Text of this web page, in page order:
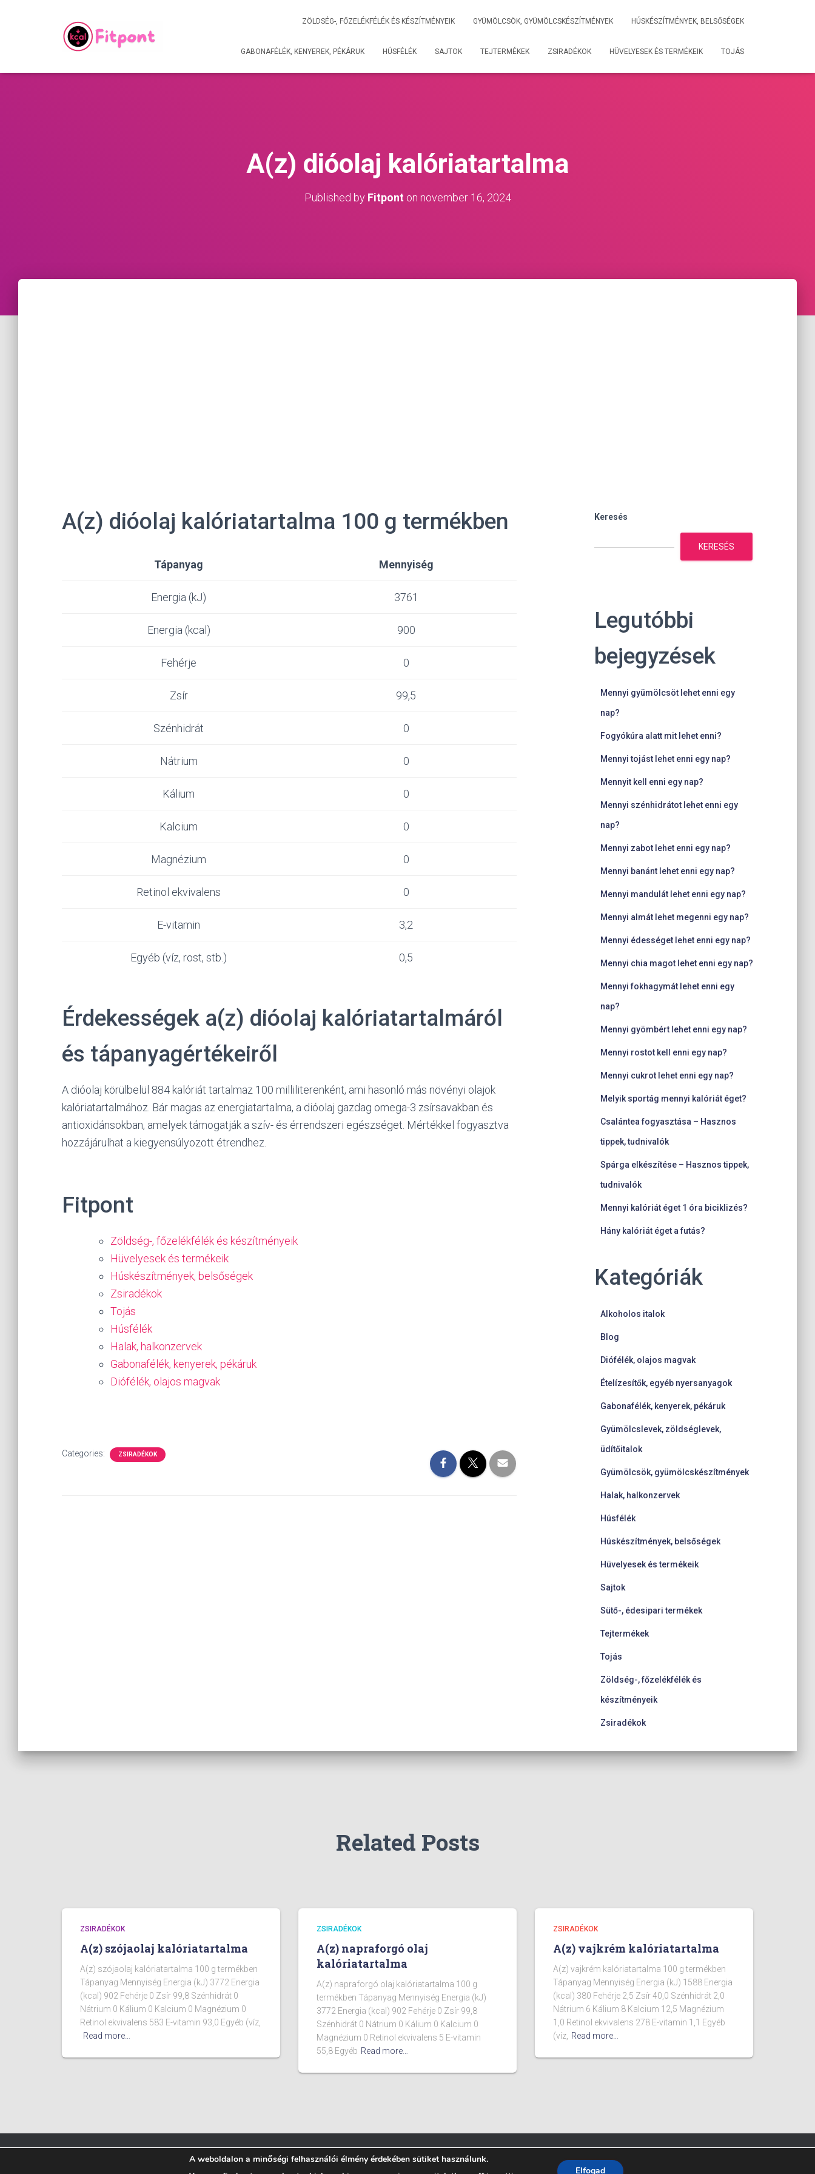
ZÖLDSÉG-, FŐZELÉKFÉLÉK ÉS KÉSZÍTMÉNYEIK GYÜMÖLCSÖK, GYÜMÖLCSKÉSZÍTMÉNYEK HÚSKÉSZÍTMÉNYEK, BELSŐSÉGEK
GABONAFÉLÉK, KENYEREK, PÉKÁRUK HÚSFÉLÉK SAJTOK TEJTERMÉKEK ZSIRADÉKOK HÜVELYESEK ÉS TERMÉKEIK TOJÁS
A(z) dióolaj kalóriatartalma
Published by Fitpont on november 16, 2024
A(z) dióolaj kalóriatartalma 100 g termékben
Tápanyag Mennyiség
Energia (kJ) 3761
Energia (kcal) 900
Fehérje 0
Zsír 99,5
Szénhidrát 0
Nátrium 0
Kálium 0
Kalcium 0
Magnézium 0
Retinol ekvivalens 0
E-vitamin 3,2
Egyéb (víz, rost, stb.) 0,5
Érdekességek a(z) dióolaj kalóriatartalmáról
és tápanyagértékeiről
A dióolaj körülbelül 884 kalóriát tartalmaz 100 milliliterenként, ami hasonló más növényi olajok
kalóriatartalmához. Bár magas az energiatartalma, a dióolaj gazdag omega-3 zsírsavakban és
antioxidánsokban, amelyek támogatják a szív- és érrendszeri egészséget. Mértékkel fogyasztva
hozzájárulhat a kiegyensúlyozott étrendhez.
Fitpont
Zöldség-, főzelékfélék és készítményeik
Hüvelyesek és termékeik
Húskészítmények, belsőségek
Zsiradékok
Tojás
Húsfélék
Halak, halkonzervek
Gabonafélék, kenyerek, pékáruk
Diófélék, olajos magvak
Categories: ZSIRADÉKOK
Keresés
KERESÉS
Legutóbbi
bejegyzések
Mennyi gyümölcsöt lehet enni egy
nap?
Fogyókúra alatt mit lehet enni?
Mennyi tojást lehet enni egy nap?
Mennyit kell enni egy nap?
Mennyi szénhidrátot lehet enni egy
nap?
Mennyi zabot lehet enni egy nap?
Mennyi banánt lehet enni egy nap?
Mennyi mandulát lehet enni egy nap?
Mennyi almát lehet megenni egy nap?
Mennyi édességet lehet enni egy nap?
Mennyi chia magot lehet enni egy nap?
Mennyi fokhagymát lehet enni egy
nap?
Mennyi gyömbért lehet enni egy nap?
Mennyi rostot kell enni egy nap?
Mennyi cukrot lehet enni egy nap?
Melyik sportág mennyi kalóriát éget?
Csalántea fogyasztása – Hasznos
tippek, tudnivalók
Spárga elkészítése – Hasznos tippek,
tudnivalók
Mennyi kalóriát éget 1 óra biciklizés?
Hány kalóriát éget a futás?
Kategóriák
Alkoholos italok
Blog
Diófélék, olajos magvak
Ételízesítők, egyéb nyersanyagok
Gabonafélék, kenyerek, pékáruk
Gyümölcslevek, zöldséglevek,
üdítőitalok
Gyümölcsök, gyümölcskészítmények
Halak, halkonzervek
Húsfélék
Húskészítmények, belsőségek
Hüvelyesek és termékeik
Sajtok
Sütő-, édesipari termékek
Tejtermékek
Tojás
Zöldség-, főzelékfélék és
készítményeik
Zsiradékok
Related Posts
ZSIRADÉKOK
A(z) szójaolaj kalóriatartalma
A(z) szójaolaj kalóriatartalma 100 g termékben
Tápanyag Mennyiség Energia (kJ) 3772 Energia
(kcal) 902 Fehérje 0 Zsír 99,8 Szénhidrát 0
Nátrium 0 Kálium 0 Kalcium 0 Magnézium 0
Retinol ekvivalens 583 E-vitamin 93,0 Egyéb (víz,
Read more…
ZSIRADÉKOK
A(z) napraforgó olaj
kalóriatartalma
A(z) napraforgó olaj kalóriatartalma 100 g
termékben Tápanyag Mennyiség Energia (kJ)
3772 Energia (kcal) 902 Fehérje 0 Zsír 99,8
Szénhidrát 0 Nátrium 0 Kálium 0 Kalcium 0
Magnézium 0 Retinol ekvivalens 5 E-vitamin
55,8 Egyéb Read more…
ZSIRADÉKOK
A(z) vajkrém kalóriatartalma
A(z) vajkrém kalóriatartalma 100 g termékben
Tápanyag Mennyiség Energia (kJ) 1588 Energia
(kcal) 380 Fehérje 2,5 Zsír 40,0 Szénhidrát 2,0
Nátrium 6 Kálium 8 Kalcium 12,5 Magnézium
1,0 Retinol ekvivalens 278 E-vitamin 1,1 Egyéb
(víz, Read more…
Fitpont - 2025 - Minden jog fenntartva.
A weboldalon a minőségi felhasználói élmény érdekében sütiket használunk.
Elfogad